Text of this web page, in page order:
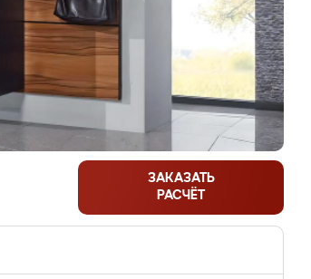
ЗАКАЗАТЬ
РАСЧЁТ